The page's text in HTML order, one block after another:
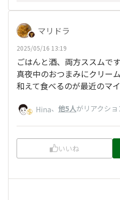
マリドラ
2025/05/16 13:19
ごはんと酒、両方ススムで
真夜中のおつまみにクリー
和えて食べるのが最近のマ
Hina、 他5人がリアクショ
いいね